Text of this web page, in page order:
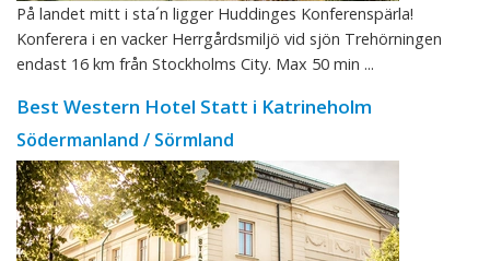
På landet mitt i sta´n ligger Huddinges Konferenspärla!
Konferera i en vacker Herrgårdsmiljö vid sjön Trehörningen
endast 16 km från Stockholms City. Max 50 min ...
Best Western Hotel Statt i Katrineholm
Södermanland / Sörmland